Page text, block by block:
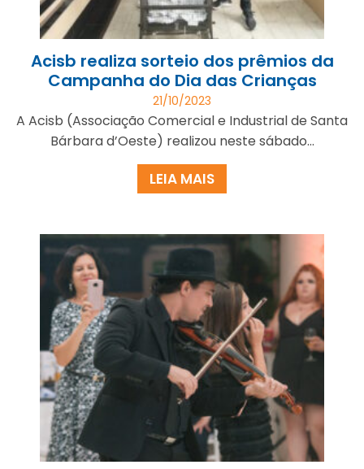
Acisb realiza sorteio dos prêmios da
Campanha do Dia das Crianças
21/10/2023
A Acisb (Associação Comercial e Industrial de Santa
Bárbara d’Oeste) realizou neste sábado...
LEIA MAIS